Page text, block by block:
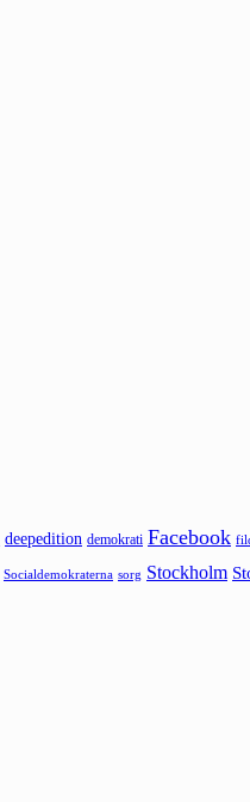
deepedition demokrati Facebook
Socialdemokraterna sorg Stockholm